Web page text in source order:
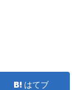
はてブ